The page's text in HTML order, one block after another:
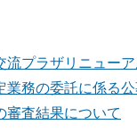
流プラザリニュー
業務の委託に係る
審査結果について